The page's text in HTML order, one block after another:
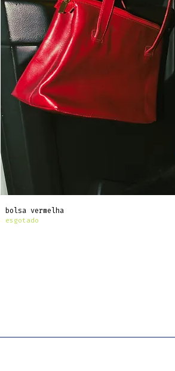
bolsa vermelha
esgotado